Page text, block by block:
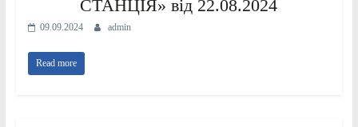
СТАНЦІЯ» від 22.08.2024
09.09.2024 admin
Read more